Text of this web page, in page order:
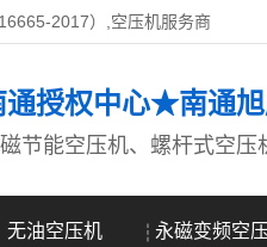
2017）,空压机服务商
通授权中心★南通
节能空压机、螺杆式空
无油空压机 永磁变频空